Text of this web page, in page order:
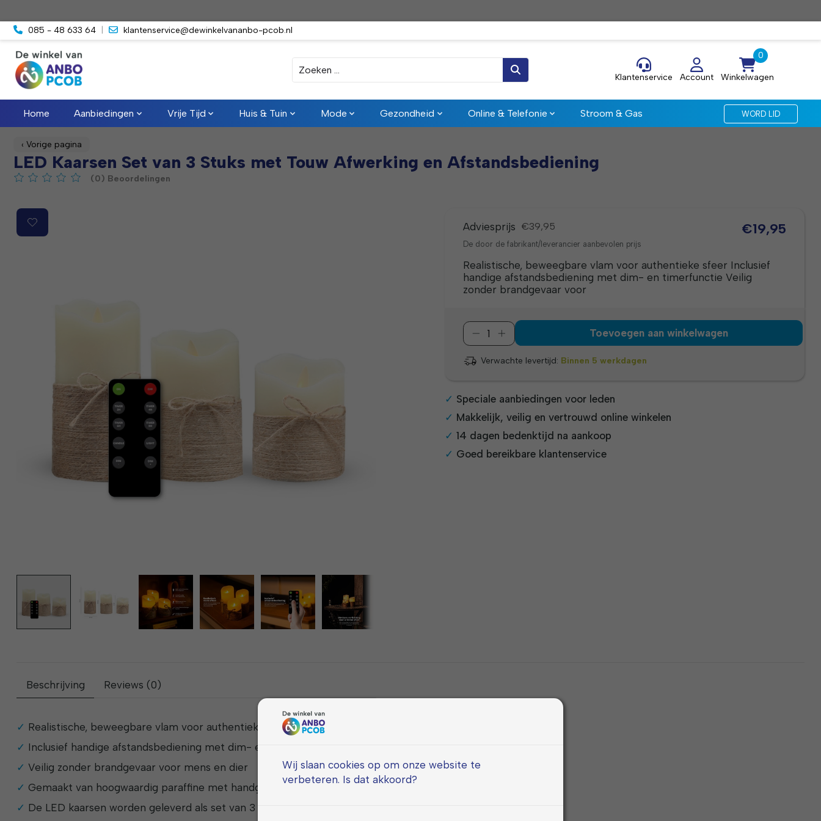
085 - 48 633 64 klantenservice@dewinkelvananbo-pcob.nl
Klantenservice Account Winkelwagen
Home Aanbiedingen Vrije Tijd Huis & Tuin Mode Gezondheid Online & Telefonie Stroom & Gas WORD LID
‹ Vorige pagina
LED Kaarsen Set van 3 Stuks met Touw Afwerking en Afstandsbediening
De beoordeling van dit product is0van de 5
(0) Beoordelingen
Product image slideshow Items
Adviesprijs €39,95
De door de fabrikant/leverancier aanbevolen prijs
€19,95
Realistische, beweegbare vlam voor authentieke sfeer Inclusief
handige afstandsbediening met dim- en timerfunctie Veilig
zonder brandgevaar voor
Toevoegen aan winkelwagen
Verwachte levertijd: Binnen 5 werkdagen
Speciale aanbiedingen voor leden
Makkelijk, veilig en vertrouwd online winkelen
14 dagen bedenktijd na aankoop
Goed bereikbare klantenservice
Beschrijving Reviews (0)
Realistische, beweegbare vlam voor authentieke sfeer
Inclusief handige afstandsbediening met dim- en timerfunctie
Veilig zonder brandgevaar voor mens en dier
Gemaakt van hoogwaardig paraffine met handgemaakte afwerking
De LED kaarsen worden geleverd als set van 3 stuks
Wij slaan cookies op om onze website te
verbeteren. Is dat akkoord?